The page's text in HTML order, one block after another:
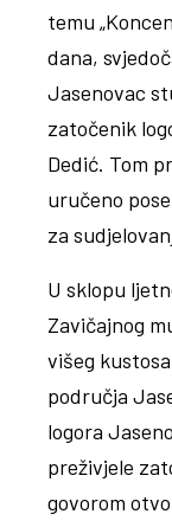
temu
dana,
Jasenovac
zatočenik
Dedić. Tom
uručeno
za
U sklopu
Zavičajnog
višeg
područja
logora
preživjele
govorom